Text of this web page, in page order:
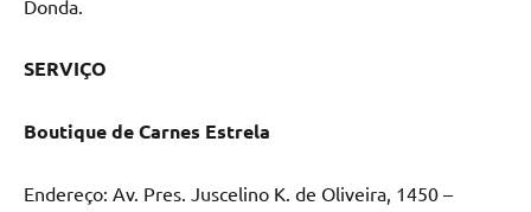
Donda.
SERVIÇO
Boutique de Carnes Estrela
Endereço: Av. Pres. Juscelino K. de Oliveira, 1450 –